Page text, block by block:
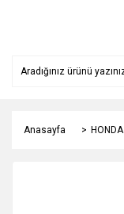
Anasayfa HONDA